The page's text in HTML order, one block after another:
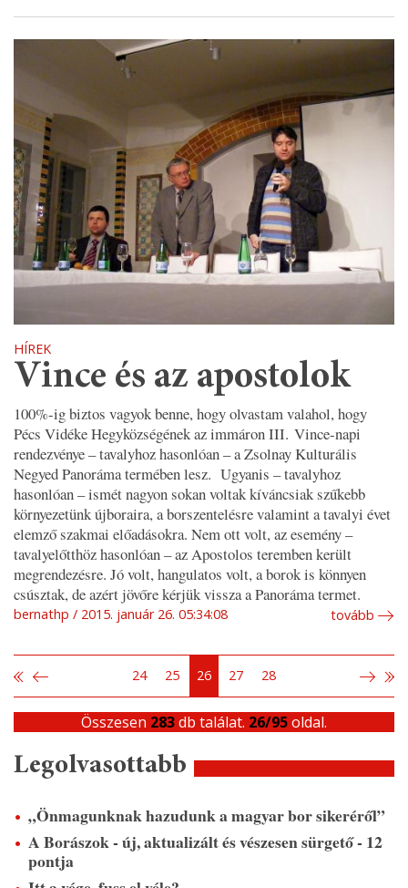
HÍREK
Vince és az apostolok
100%-ig biztos vagyok benne, hogy olvastam valahol, hogy
Pécs Vidéke Hegyközségének az immáron III. Vince-napi
rendezvénye – tavalyhoz hasonlóan – a Zsolnay Kulturális
Negyed Panoráma termében lesz. Ugyanis – tavalyhoz
hasonlóan – ismét nagyon sokan voltak kíváncsiak szűkebb
környezetünk újboraira, a borszentelésre valamint a tavalyi évet
elemző szakmai előadásokra. Nem ott volt, az esemény –
tavalyelőtthöz hasonlóan – az Apostolos teremben került
megrendezésre. Jó volt, hangulatos volt, a borok is könnyen
csúsztak, de azért jövőre kérjük vissza a Panoráma termet.
bernathp 2015. január 26. 05:34:08 tovább
24 25 26 27 28
Összesen 283db találat. 26/95oldal.
Legolvasottabb
„Önmagunknak hazudunk a magyar bor sikeréről”
A Borászok - új, aktualizált és vészesen sürgető - 12
pontja